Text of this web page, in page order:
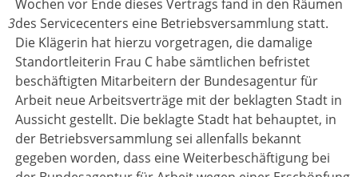
3
Wochen vor Ende dieses Vertrags fand in den Räumen
des Servicecenters eine Betriebsversammlung statt.
Die Klägerin hat hierzu vorgetragen, die damalige
Standortleiterin Frau C habe sämtlichen befristet
beschäftigten Mitarbeitern der Bundesagentur für
Arbeit neue Arbeitsverträge mit der beklagten Stadt in
Aussicht gestellt. Die beklagte Stadt hat behauptet, in
der Betriebsversammlung sei allenfalls bekannt
gegeben worden, dass eine Weiterbeschäftigung bei